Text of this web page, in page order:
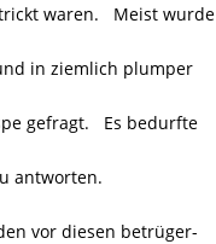
waren. Meist wurde
in ziemlich plumper
gefragt. Es bedurfte
antworten.
vor diesen betrüger-